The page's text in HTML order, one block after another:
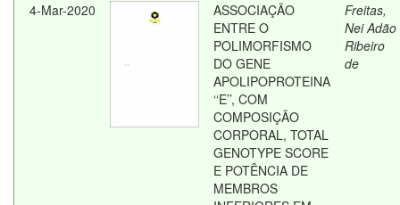
4-Mar-2020
ASSOCIAÇÃO
ENTRE O
POLIMORFISMO
DO GENE
APOLIPOPROTEINA
‘‘E’’, COM
COMPOSIÇÃO
CORPORAL, TOTAL
GENOTYPE SCORE
E POTÊNCIA DE
MEMBROS
Freitas,
Nei Adão
Ribeiro
de